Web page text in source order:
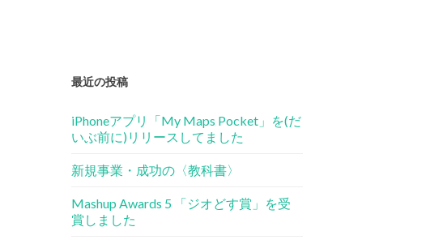
最近の投稿
iPhoneアプリ「My Maps Pocket」を(だ
いぶ前に)リリースしてました
新規事業・成功の〈教科書〉
Mashup Awards 5 「ジオどす賞」を受
賞しました